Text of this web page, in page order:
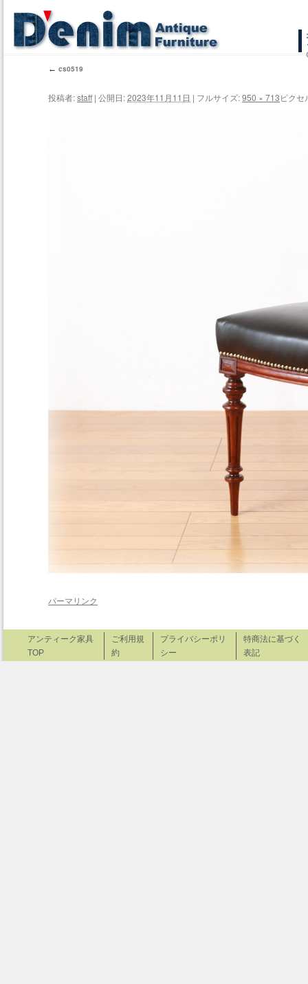
ン
← cs0519
投稿者:staff | 公開日:2023年11月11日 | フルサイズ:950 × 713ピクセ
パーマリンク
アンティーク家具
TOP
ご利用規
約
プライバシーポリ
シー
特商法に基づく
表記